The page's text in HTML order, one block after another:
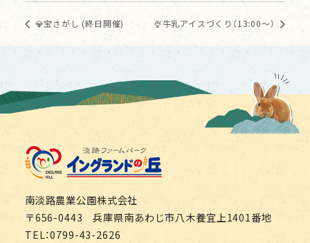
💎宝さがし (終日開催) 🍨牛乳アイスづくり（13:00～）
南淡路農業公園株式会社
〒656-0443 兵庫県南あわじ市八木養宜上1401番地
TEL：0799-43-2626